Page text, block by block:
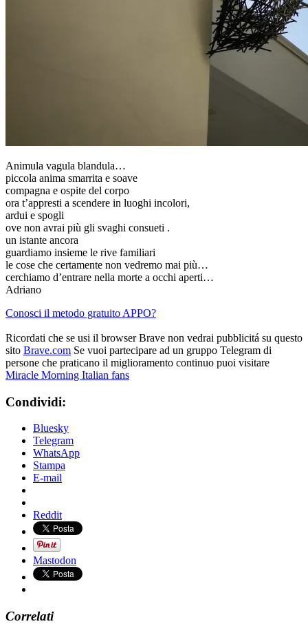
Animula vagula blandula…
piccola anima smarrita e soave
compagna e ospite del corpo
ora t’appresti a scendere in luoghi incolori,
ardui e spogli
ove non avrai più gli svaghi consueti .
un istante ancora
guardiamo insieme le rive familiari
le cose che certamente non vedremo mai più…
cerchiamo d’entrare nella morte a occhi aperti…
Adriano
Conosci il metodo gratuito APPO?
Ricordati che se usi il browser Brave non vedrai pubblicitá su questo
sito Brave.com Se vuoi partecipare ad un gruppo Telegram di
persone che praticano il miglioramento continuo puoi visitare
Miracle Morning Italian fans
Condividi:
Bluesky
Telegram
WhatsApp
Stampa
E-mail
Reddit
Mastodon
Correlati